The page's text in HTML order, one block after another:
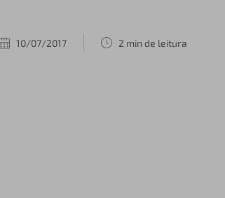
10/07/2017 2 min de leitura